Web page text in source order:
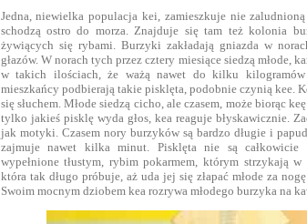
Jedna, niewielka populacja kei, zamieszkuje nie
schodzą ostro do morza. Znajduje się tam też kolonia
żywiących się rybami. Burzyki zakładają gniazda w
głazów. W norach tych przez cztery miesiące siedzą młode,
w takich ilościach, że ważą nawet do kilku
mieszkańcy podbierają takie pisklęta, podobnie czynią kee.
się słuchem. Młode siedzą cicho, ale czasem, może biorąc
tylko jakieś pisklę wyda głos, kea reaguje błyskawicznie.
jak motyki. Czasem nory burzyków są bardzo długie i
zajmuje nawet kilka minut. Pisklęta nie są całkowicie
wypełnione tłustym, rybim pokarmem, którym strzykają
która tak długo próbuje, aż uda jej się złapać młode za
Swoim mocnym dziobem kea rozrywa młodego burzyka na